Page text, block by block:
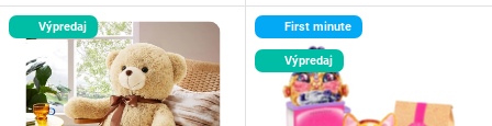
Výpredaj First minute
Výpredaj